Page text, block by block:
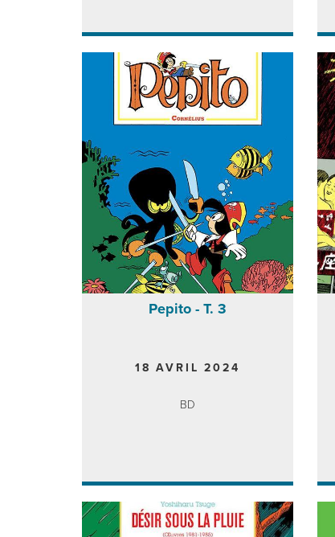
Pepito - T. 3
18 AVRIL 2024
BD